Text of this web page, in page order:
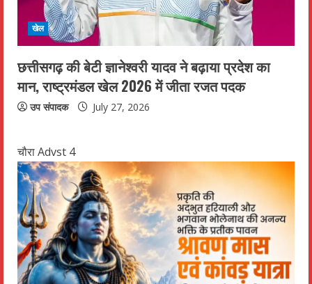
खेल
छत्तीसगढ़ की बेटी ज्ञानेश्वरी यादव ने बढ़ाया प्रदेश का
मान, राष्ट्रमंडल खेल 2026 में जीता रजत पदक
उप संपादक July 27, 2026
चौरा Advst 4